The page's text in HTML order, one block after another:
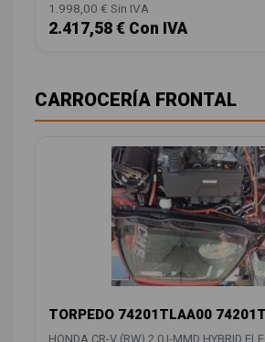
1.998,00 € Sin IVA
2.417,58 € Con IVA
CARROCERÍA FRONTAL
TORPEDO 74201TLAA00
HONDA CR-V (RW) 2.0 I-MMD HYBRID